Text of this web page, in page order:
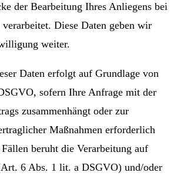
der Bearbeitung Ihres Anliegens bei
verarbeitet. Diese Daten geben wir
weiter.
Daten erfolgt auf Grundlage von
sofern Ihre Anfrage mit der
zusammenhängt oder zur
Maßnahmen erforderlich
beruht die Verarbeitung auf
6 Abs. 1 lit. a DSGVO) und/oder